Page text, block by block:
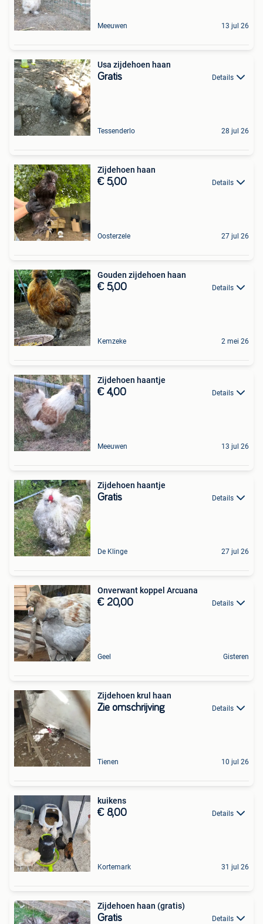
Meeuwen 13 jul 26
Usa zijdehoen haan
Gratis Details
Tessenderlo 28 jul 26
Zijdehoen haan
€ 5,00 Details
Oosterzele 27 jul 26
Gouden zijdehoen haan
€ 5,00 Details
Kemzeke 2 mei 26
Zijdehoen haantje
€ 4,00 Details
Meeuwen 13 jul 26
Zijdehoen haantje
Gratis Details
De Klinge 27 jul 26
Onverwant koppel Arcuana
€ 20,00 Details
Geel Gisteren
Zijdehoen krul haan
Zie omschrijving Details
Tienen 10 jul 26
kuikens
€ 8,00 Details
Kortemark 31 jul 26
Zijdehoen haan (gratis)
Gratis Details